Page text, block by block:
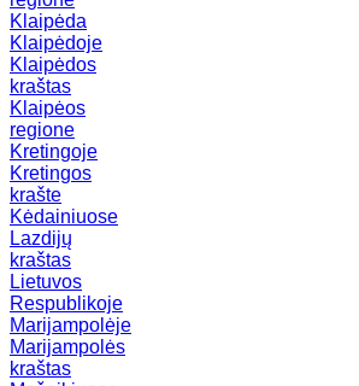
Klaipėda
Klaipėdoje
Klaipėdos
kraštas
Klaipėos
regione
Kretingoje
Kretingos
krašte
Kėdainiuose
Lazdijų
kraštas
Lietuvos
Respublikoje
Marijampolėje
Marijampolės
kraštas